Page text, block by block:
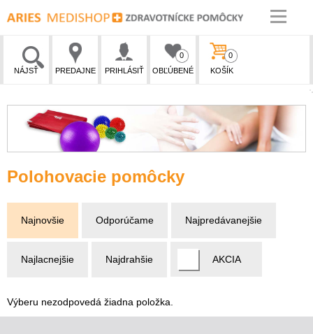
NÁJSŤ PREDAJNE PRIHLÁSIŤ OBĽÚBENÉ
0
KOŠÍK
0
Polohovacie pomôcky
Najnovšie Odporúčame Najpredávanejšie
Najlacnejšie Najdrahšie AKCIA
Výberu nezodpovedá žiadna položka.